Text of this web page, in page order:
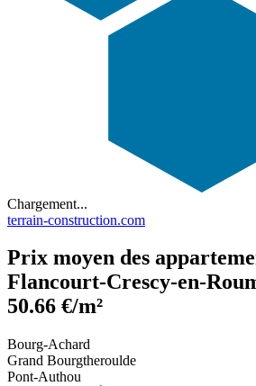
Chargement...
terrain-construction.com
Prix moyen des
Flancourt-Crescy-en-
50.66 €/m²
Bourg-Achard
Grand Bourgtheroulde
Pont-Authou